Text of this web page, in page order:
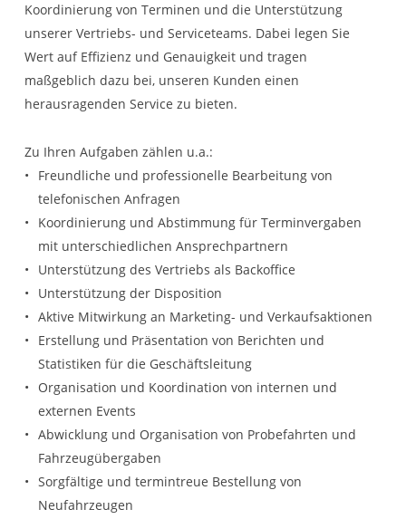
Koordinierung von Terminen und die Unterstützung
unserer Vertriebs- und Serviceteams. Dabei legen Sie
Wert auf Effizienz und Genauigkeit und tragen
maßgeblich dazu bei, unseren Kunden einen
herausragenden Service zu bieten.
Zu Ihren Aufgaben zählen u.a.:
Freundliche und professionelle Bearbeitung von
telefonischen Anfragen
Koordinierung und Abstimmung für Terminvergaben
mit unterschiedlichen Ansprechpartnern
Unterstützung des Vertriebs als Backoffice
Unterstützung der Disposition
Aktive Mitwirkung an Marketing- und Verkaufsaktionen
Erstellung und Präsentation von Berichten und
Statistiken für die Geschäftsleitung
Organisation und Koordination von internen und
externen Events
Abwicklung und Organisation von Probefahrten und
Fahrzeugübergaben
Sorgfältige und termintreue Bestellung von
Neufahrzeugen